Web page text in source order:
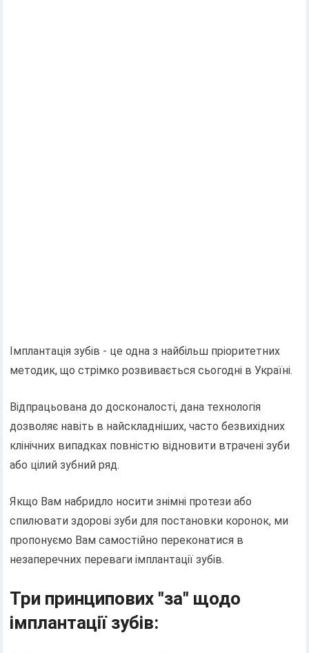
Імплантація зубів - це одна з найбільш пріоритетних
методик, що стрімко розвивається сьогодні в Україні.
Відпрацьована до досконалості, дана технологія
дозволяє навіть в найскладніших, часто безвихідних
клінічних випадках повністю відновити втрачені зуби
або цілий зубний ряд.
Якщо Вам набридло носити знімні протези або
спилювати здорові зуби для постановки коронок, ми
пропонуємо Вам самостійно переконатися в
незаперечних переваги імплантації зубів.
Три принципових "за" щодо
імплантації зубів: